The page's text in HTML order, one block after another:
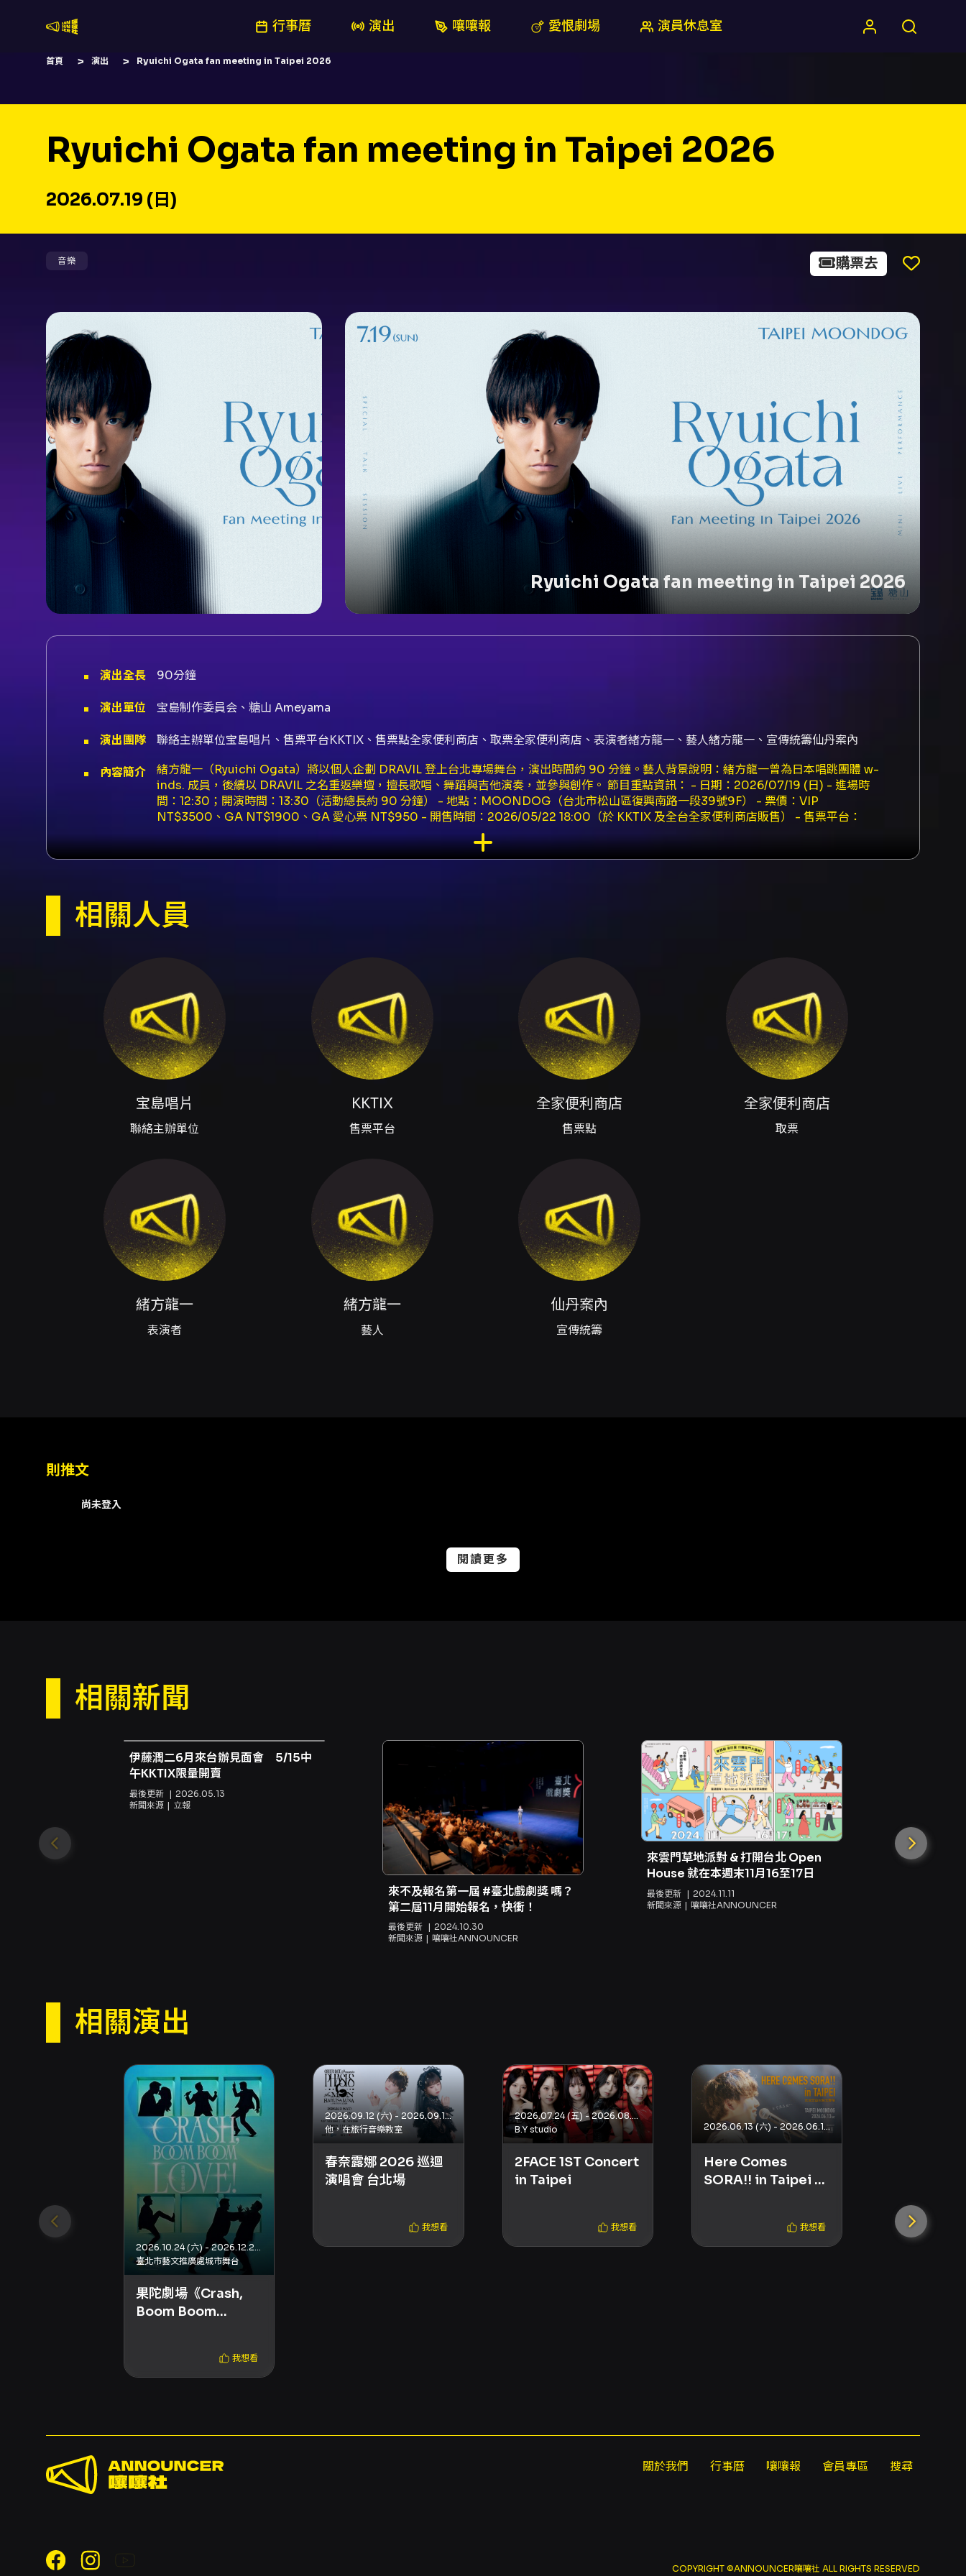
行事曆 演出 嚷嚷報 愛恨劇場 演員休息室
首頁 演出 Ryuichi Ogata fan meeting in Taipei 2026
Ryuichi Ogata fan meeting in Taipei 2026
2026.07.19 (日)
音樂 購票去
Ryuichi Ogata fan meeting in Taipei 2026
演出全長 90分鐘
演出單位 宝島制作委員会、糖山 Ameyama
演出團隊 聯絡主辦單位宝島唱片、售票平台KKTIX、售票點全家便利商店、取票全家便利商店、表演者緒方龍一、藝人緒方龍一、宣傳統籌仙丹案內
內容簡介
緒方龍一（Ryuichi Ogata）將以個人企劃 DRAVIL 登上台北專場舞台，演出時間約 90 分鐘。藝人背景說明：緒方龍一曾為日本唱跳團體 w-
inds. 成員，後續以 DRAVIL 之名重返樂壇，擅長歌唱、舞蹈與吉他演奏，並參與創作。 節目重點資訊： - 日期：2026/07/19 (日) - 進場時
間：12:30；開演時間：13:30（活動總長約 90 分鐘） - 地點：MOONDOG（台北市松山區復興南路一段39號9F） - 票價：VIP
NT$3500、GA NT$1900、GA 愛心票 NT$950 - 開售時間：2026/05/22 18:00（於 KKTIX 及全台全家便利商店販售） - 售票平台：
KKTIX；店面購票（FamiPort）亦可購買（全家便利商店） - VIP 內容：VIP 票種含會後一對一手渡會資格，會後手渡會將發放一張 A3 簽名
海報（需憑票根序號排隊，兌換手環後仍須保留票根）。 購票與取票注意（摘要）： - 網站購票需完成手機與電子郵件驗證並成為 KKTIX 會
員；建議事先在會員設定中預填姓名與手機以加速購票流程。 - 每筆訂單限購 4 張；全家 FamiPort 購票為自動配位（無需加入會員），如需
動前 7 天起開放。 - 身心障礙票（GA 愛心票）僅限於 KKTIX 網站購票，購票前請於 KKTIX 完成身心障礙身份認證（啟售前一日內完成認證較
保險），每位身心障礙者含必要陪同者限購最多 2 張。 退票與客服： - 本節目採文化部定型化契約之方案二：購票後 3 日內（不含購票日）可
（https://baodaorecords.kktix.cc/events/333e1dbd），購票頁面（https://kktix.com/events/333e1dbd/registrations/new） -
iCal / Google 日曆：活動提供 .ics 與 Google 日曆加入連結（詳見活動頁）。
注意事項
- 票券為座位票，依票面座號對號入座，入場採分段依票種分流；VIP 須依序換取手環並保留票根，手渡會將以票根序號決定排隊順序。 - 會後
手渡會僅限 VIP 參加，手渡內容為工作人員協助藝人親遞「A3 簽名海報」各一張；會後手渡會將在演出結束約 30 分鐘後開始。 - 活動全程禁
止側拍、錄影、錄音。若違規，工作人員會要求刪除相關內容，屢勸不聽者將喪失參與資格且不予退票。 - GA 愛心票需於 KKTIX 完成身心障
礙身份認證方可購買；進場時須出示有效身心障礙證明正本。 - 退票：購買後 3 日內可申請退票，酌收 5% 手續費；逾期不受理（依 KKTIX 退
票規定辦理）。 - 請勿透過未授權第三方或拍賣網站購票，避免遭遇假票或詐騙；未經主辦或 KKTIX 授權之轉售或加價販售，可能觸法並受
罰。 - 一人一票憑票入場，票券視同有價證券，遺失、破損或無法辨識等狀況恕不補發。電子票券為無記名票券，請勿公開票券 QR Code。 -
禁止攜帶相機、攝錄影機、錄音設備、外食、飲料、金屬或玻璃容器、雷射筆、煙火或其他危險物品入場。 - 觀眾如於入場後發現視線受阻，請
相關人員
宝島唱片
聯絡主辦單位
KKTIX
售票平台
全家便利商店
售票點
全家便利商店
取票
緒方龍一
表演者
緒方龍一
藝人
仙丹案內
宣傳統籌
則推文
尚未登入
閱讀更多
相關新聞
伊藤潤二6月來台辦見面會 5/15中
午KKTIX限量開賣
最後更新
2026.05.13
新聞來源
立報
來不及報名第一屆 #臺北戲劇獎 嗎？
第二屆11月開始報名，快衝！
最後更新
2024.10.30
新聞來源
嚷嚷社ANNOUNCER
來雲門草地派對 & 打開台北 Open
House 就在本週末11月16至17日
最後更新
2024.11.11
新聞來源
嚷嚷社ANNOUNCER
相關演出
臺北市藝文推廣處城市舞台
果陀劇場《Crash,
Boom Boom
我想看
2026.09.12 (六) - 2026.09.12 (六)
他，在旅行音樂教室
春奈露娜 2026 巡迴
演唱會 台北場
我想看
2026.07.24 (五) - 2026.08.02 (日)
B.Y studio
2FACE 1ST Concert
in Taipei
我想看
2026.06.13 (六) - 2026.06.13 (六)
Here Comes
SORA!! in Taipei 友
我想看
關於我們 行事曆 嚷嚷報 會員專區 搜尋
COPYRIGHT ©ANNOUNCER嚷嚷社 ALL RIGHTS RESERVED